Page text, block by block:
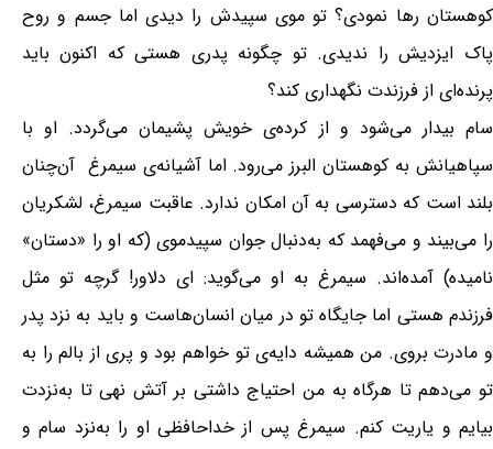
کوهستان رها نمودی؟ تو موی سپیدش را دیدی اما جسم و روح
پاک ایزدیش را ندیدی. تو چگونه پدری هستی که اکنون باید
پرنده‌ای از فرزندت نگهداری کند؟
سام بیدار می‌شود و از کرده‌ی خویش پشیمان می‌گردد. او با
سپاهیانش به کوهستان البرز می‌رود. اما آشیانه‌ی سیمرغ آن‌چنان
بلند است که دسترسی به آن امکان ندارد. عاقبت سیمرغ، لشکریان
را می‌بیند و می‌فهمد که به‌دنبال جوان سپیدموی (که او را «دستان»
نامیده) آمده‌اند. سیمرغ به او می‌گوید: ای دلاور! گرچه تو مثل
فرزندم هستی اما جایگاه تو در میان انسان‌هاست و باید به نزد پدر
و مادرت بروی. من همیشه‌ دایه‌ی تو خواهم بود و پری از بالم را به
تو می‌دهم تا هرگاه به من احتیاج داشتی بر آتش نهی تا به‌نزدت
بیایم و یاریت کنم. سیمرغ پس از خداحافظی او را به‌نزد سام و